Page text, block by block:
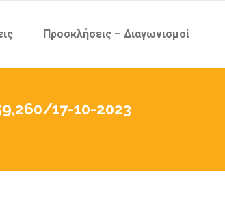
Προσκλήσεις – Διαγωνισμοί
17-10-2023